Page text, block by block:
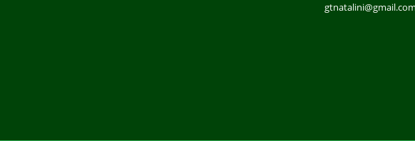
gtnatalini@gmail.com